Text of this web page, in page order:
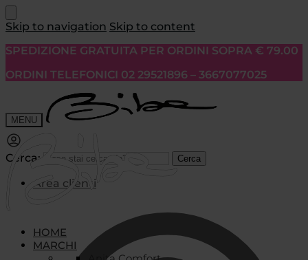
Skip to navigation Skip to content
SPEDIZIONE GRATUITA PER ORDINI SOPRA € 79.00
ORDINI TELEFONICI 02 29521896 – 3667077025
MENU
Cerca: Cerca
Area clienti
HOME
MARCHI